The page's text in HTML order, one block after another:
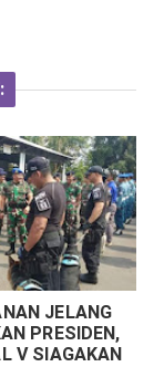
JELANG
PRESIDEN,
V SIAGAKAN